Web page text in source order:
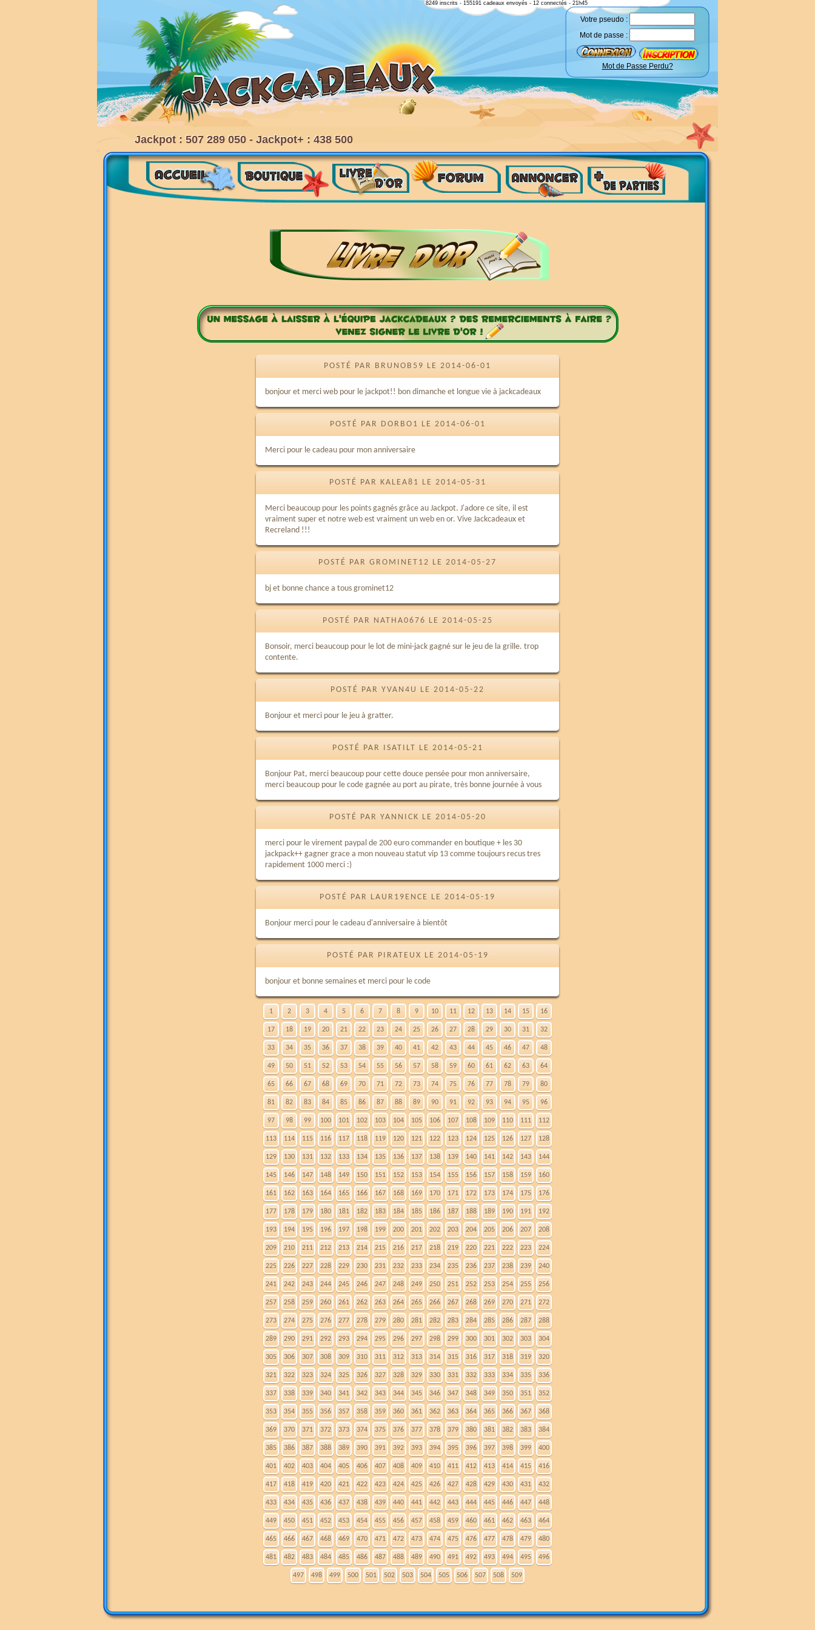
8249 inscrits - 155191 cadeaux envoyés - 12 connectés - 21h45
Jackpot : 507 289 050 - Jackpot+ : 438 500
Votre pseudo :
Mot de passe :
Mot de Passe Perdu?
POSTÉ PAR BRUNOB59 LE 2014-06-01
bonjour et merci web pour le jackpot!! bon dimanche et longue vie à jackcadeaux
POSTÉ PAR DORBO1 LE 2014-06-01
Merci pour le cadeau pour mon anniversaire
POSTÉ PAR KALEA81 LE 2014-05-31
Merci beaucoup pour les points gagnés grâce au Jackpot. J'adore ce site, il est
vraiment super et notre web est vraiment un web en or. Vive Jackcadeaux et
Recreland !!!
POSTÉ PAR GROMINET12 LE 2014-05-27
bj et bonne chance a tous grominet12
POSTÉ PAR NATHA0676 LE 2014-05-25
Bonsoir, merci beaucoup pour le lot de mini-jack gagné sur le jeu de la grille. trop
contente.
POSTÉ PAR YVAN4U LE 2014-05-22
Bonjour et merci pour le jeu à gratter.
POSTÉ PAR ISATILT LE 2014-05-21
Bonjour Pat, merci beaucoup pour cette douce pensée pour mon anniversaire,
merci beaucoup pour le code gagnée au port au pirate, très bonne journée à vous
POSTÉ PAR YANNICK LE 2014-05-20
merci pour le virement paypal de 200 euro commander en boutique + les 30
jackpack++ gagner grace a mon nouveau statut vip 13 comme toujours recus tres
rapidement 1000 merci :)
POSTÉ PAR LAUR19ENCE LE 2014-05-19
Bonjour merci pour le cadeau d'anniversaire à bientôt
POSTÉ PAR PIRATEUX LE 2014-05-19
bonjour et bonne semaines et merci pour le code
1 2 3 4 5 6 7 8 9 10 11 12 13 14 15 16
17 18 19 20 21 22 23 24 25 26 27 28 29 30 31 32
33 34 35 36 37 38 39 40 41 42 43 44 45 46 47 48
49 50 51 52 53 54 55 56 57 58 59 60 61 62 63 64
65 66 67 68 69 70 71 72 73 74 75 76 77 78 79 80
81 82 83 84 85 86 87 88 89 90 91 92 93 94 95 96
97 98 99 100 101 102 103 104 105 106 107 108 109 110 111 112
113 114 115 116 117 118 119 120 121 122 123 124 125 126 127 128
129 130 131 132 133 134 135 136 137 138 139 140 141 142 143 144
145 146 147 148 149 150 151 152 153 154 155 156 157 158 159 160
161 162 163 164 165 166 167 168 169 170 171 172 173 174 175 176
177 178 179 180 181 182 183 184 185 186 187 188 189 190 191 192
193 194 195 196 197 198 199 200 201 202 203 204 205 206 207 208
209 210 211 212 213 214 215 216 217 218 219 220 221 222 223 224
225 226 227 228 229 230 231 232 233 234 235 236 237 238 239 240
241 242 243 244 245 246 247 248 249 250 251 252 253 254 255 256
257 258 259 260 261 262 263 264 265 266 267 268 269 270 271 272
273 274 275 276 277 278 279 280 281 282 283 284 285 286 287 288
289 290 291 292 293 294 295 296 297 298 299 300 301 302 303 304
305 306 307 308 309 310 311 312 313 314 315 316 317 318 319 320
321 322 323 324 325 326 327 328 329 330 331 332 333 334 335 336
337 338 339 340 341 342 343 344 345 346 347 348 349 350 351 352
353 354 355 356 357 358 359 360 361 362 363 364 365 366 367 368
369 370 371 372 373 374 375 376 377 378 379 380 381 382 383 384
385 386 387 388 389 390 391 392 393 394 395 396 397 398 399 400
401 402 403 404 405 406 407 408 409 410 411 412 413 414 415 416
417 418 419 420 421 422 423 424 425 426 427 428 429 430 431 432
433 434 435 436 437 438 439 440 441 442 443 444 445 446 447 448
449 450 451 452 453 454 455 456 457 458 459 460 461 462 463 464
465 466 467 468 469 470 471 472 473 474 475 476 477 478 479 480
481 482 483 484 485 486 487 488 489 490 491 492 493 494 495 496
497 498 499 500 501 502 503 504 505 506 507 508 509